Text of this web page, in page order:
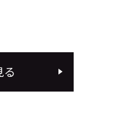
る